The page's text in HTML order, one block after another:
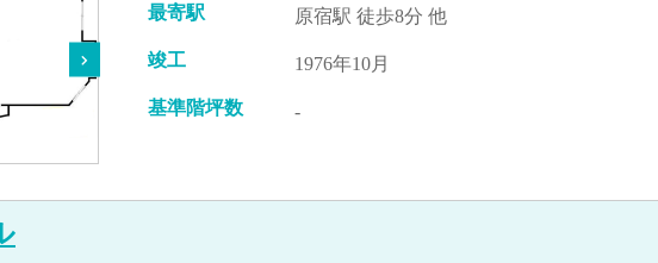
最寄駅 原宿駅 徒歩8分 他
竣工 1976年10月
基準階坪数 -